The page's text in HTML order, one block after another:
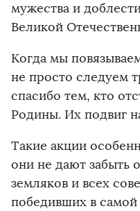
мужества и
Великой
Когда мы
не просто следуем
спасибо тем, кто
Родины. Их подвиг
Такие акции
они не дают забыть
земляков и всех
победивших в